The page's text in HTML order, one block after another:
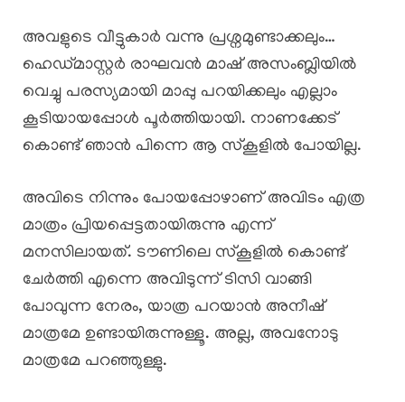
അവളുടെ വീട്ടുകാർ വന്നു പ്രശ്നമുണ്ടാക്കലും…
ഹെഡ്മാസ്റ്റർ രാഘവൻ മാഷ് അസംബ്ലിയിൽ
വെച്ചു പരസ്യമായി മാപ്പു പറയിക്കലും എല്ലാം
കൂടിയായപ്പോൾ പൂർത്തിയായി. നാണക്കേട്
കൊണ്ട് ഞാൻ പിന്നെ ആ സ്കൂളിൽ പോയില്ല.
അവിടെ നിന്നും പോയപ്പോഴാണ് അവിടം എത്ര
മാത്രം പ്രിയപ്പെട്ടതായിരുന്നു എന്ന്
മനസിലായത്. ടൗണിലെ സ്കൂളിൽ കൊണ്ട്
ചേർത്തി എന്നെ അവിടുന്ന് ടിസി വാങ്ങി
പോവുന്ന നേരം, യാത്ര പറയാൻ അനീഷ്‌
മാത്രമേ ഉണ്ടായിരുന്നുള്ളൂ. അല്ല, അവനോടു
മാത്രമേ പറഞ്ഞുള്ളു.